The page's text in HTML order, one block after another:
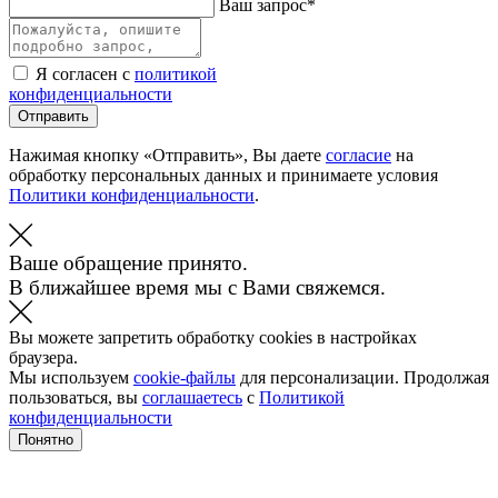
Ваш запрос*
Я согласен с политикой
конфиденциальности
Отправить
Нажимая кнопку «Отправить», Вы даете согласие на
обработку персональных данных и принимаете условия
Политики конфиденциальности.
Ваше обращение принято.
В ближайшее время мы с Вами свяжемся.
Вы можете запретить обработку cookies в настройках
браузера.
Мы используем cookie-файлы для персонализации. Продолжая
пользоваться, вы соглашаетесь с Политикой
конфиденциальности
Понятно